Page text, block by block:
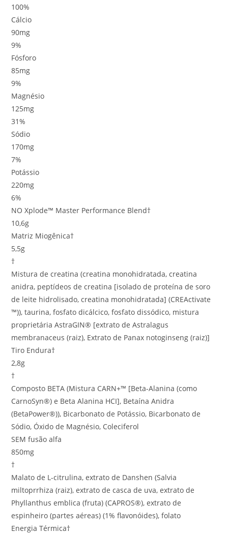
100%
Cálcio
90mg
9%
Fósforo
85mg
9%
Magnésio
125mg
31%
Sódio
170mg
7%
Potássio
220mg
6%
NO Xplode™ Master Performance Blend†
10,6g
Matriz Miogênica†
5,5g
†
Mistura de creatina (creatina monohidratada, creatina
anidra, peptídeos de creatina [isolado de proteína de soro
de leite hidrolisado, creatina monohidratada] (CREActivate
™)), taurina, fosfato dicálcico, fosfato dissódico, mistura
proprietária AstraGIN® [extrato de Astralagus
membranaceus (raiz), Extrato de Panax notoginseng (raiz)]
Tiro Endura†
2,8g
†
Composto BETA (Mistura CARN+™ [Beta-Alanina (como
CarnoSyn®) e Beta Alanina HCI], Betaína Anidra
(BetaPower®)), Bicarbonato de Potássio, Bicarbonato de
Sódio, Óxido de Magnésio, Coleciferol
SEM fusão alfa
850mg
†
Malato de L-citrulina, extrato de Danshen (Salvia
miltoprrhiza (raiz), extrato de casca de uva, extrato de
Phyllanthus emblica (fruta) (CAPROS®), extrato de
espinheiro (partes aéreas) (1% flavonóides), folato
Energia Térmica†